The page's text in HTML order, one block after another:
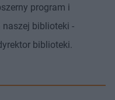
program i
biblioteki -
biblioteki.